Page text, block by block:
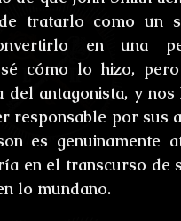
tratarlo como un
en una
sé cómo lo hizo,
antagonista, y
responsable por sus
es genuinamente
en el transcurso de
lo mundano.